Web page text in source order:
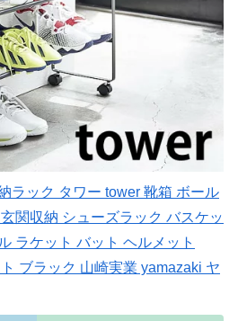
ラック タワー tower 靴箱 ボール
関収納 シューズラック バスケッ
ラケット バット ヘルメット
ブラック 山崎実業 yamazaki ヤ